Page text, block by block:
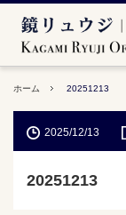
ホーム 20251213
2025/12/13
20251213